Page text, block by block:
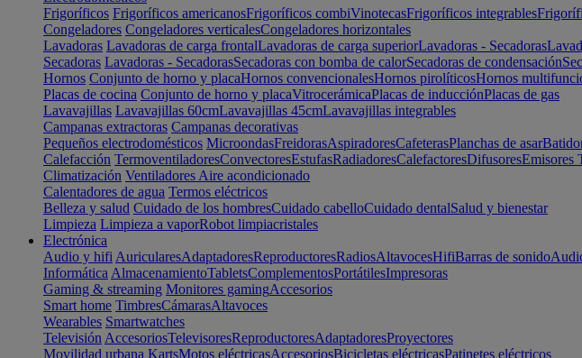
Frigoríficos Frigoríficos americanosFrigoríficos combiVinotecasFrigoríficos integrables
Congeladores Congeladores verticalesCongeladores horizontales
Lavadoras Lavadoras de carga frontalLavadoras de carga superiorLavadoras - Secadoras
Secadoras Lavadoras - SecadorasSecadoras con bomba de calorSecadoras de condensación
Hornos Conjunto de horno y placaHornos convencionalesHornos pirolíticosHornos
Placas de cocina Conjunto de horno y placaVitrocerámicaPlacas de inducciónPlacas de gas
Lavavajillas Lavavajillas 60cmLavavajillas 45cmLavavajillas integrables
Campanas extractoras Campanas decorativas
Pequeños electrodomésticos MicroondasFreidorasAspiradoresCafeterasPlanchas de asar
Calefacción TermoventiladoresConvectoresEstufasRadiadoresCalefactoresDifusoresEmisores
Climatización Ventiladores Aire acondicionado
Calentadores de agua Termos eléctricos
Belleza y salud Cuidado de los hombresCuidado cabelloCuidado dentalSalud y bienestar
Limpieza Limpieza a vaporRobot limpiacristales
Electrónica
Audio y hifi AuricularesAdaptadoresReproductoresRadiosAltavocesHifiBarras de sonido
Informática AlmacenamientoTabletsComplementosPortátilesImpresoras
Gaming & streaming Monitores gamingAccesorios
Smart home TimbresCámarasAltavoces
Wearables Smartwatches
Televisión AccesoriosTelevisoresReproductoresAdaptadoresProyectores
Movilidad urbana KartsMotos eléctricasAccesoriosBicicletas eléctricasPatinetes eléctricos